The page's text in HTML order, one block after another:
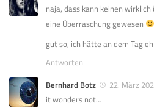
naja, dass kann keinen
eine Überraschung gewesen
gut so, ich hätte an dem Tag
Antworten
Bernhard Botz
22. März
it wonders not…